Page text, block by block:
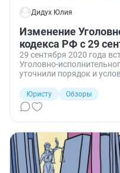
Дидух Юлия
Изменение
кодекса РФ с 29
29 сентября 2020 года
Уголовно-
уточнили порядок и
лишению свободы.
Юристу
Обзоры